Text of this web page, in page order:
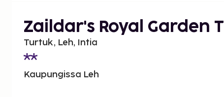
Zaildar's Royal Garden
Turtuk, Leh, Intia
Kaupungissa Leh